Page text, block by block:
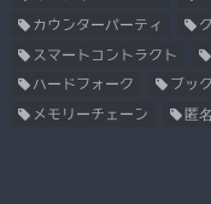
カウンターパーティ
スマートコントラクト
ハードフォーク ブッ
メモリーチェーン 匿